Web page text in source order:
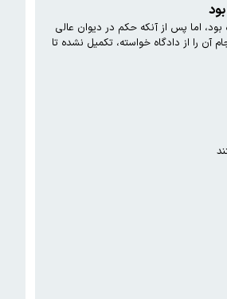
اما پس از آنکه حکم در دیوان عالی
را از دادگاه خواسته، تکمیل‌ نشده تا